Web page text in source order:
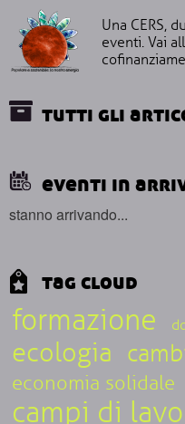
Una CERS,
eventi. Vai
tutti gli
eventi in
stanno arrivando...
tag cloud
formazione
ecologia
economia solidale
campi di